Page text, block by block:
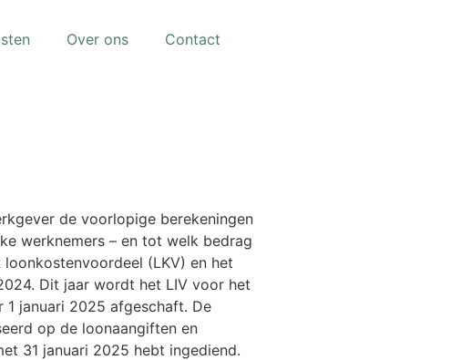
Over ons Contact
de voorlopige berekeningen
werknemers – en tot welk bedrag
(LKV) en het
Dit jaar wordt het LIV voor het
januari 2025 afgeschaft. De
op de loonaangiften en
31 januari 2025 hebt ingediend.